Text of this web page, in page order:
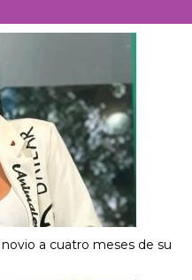
a cuatro meses de su